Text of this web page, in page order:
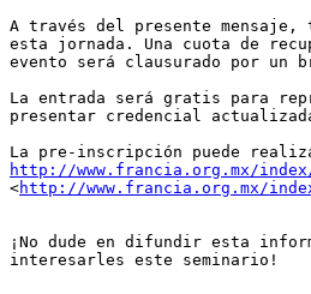
A través del presente
esta jornada. Una cuota de
evento será clausurado por un
La entrada será gratis para
presentar credencial
http://www.francia.org.mx/
<http://www.francia.org.mx/
¡No dude en difundir esta
interesarles este seminario!